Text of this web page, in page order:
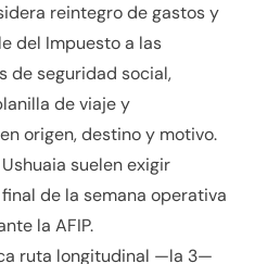
reintegro de gastos y
del Impuesto a las
de seguridad social,
de viaje y
origen, destino y motivo.
suelen exigir
de la semana operativa
la AFIP.
ruta longitudinal —la 3—